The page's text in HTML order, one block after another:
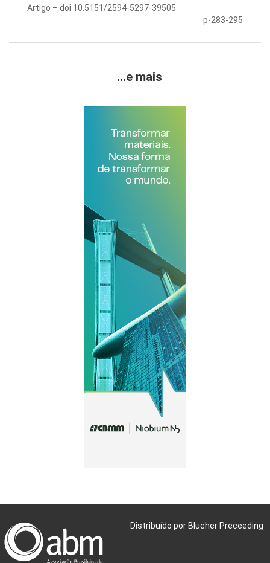
Artigo – doi 10.5151/2594-5297-39505
p-283-295
...e mais
Distribuído por Blucher Preceeding